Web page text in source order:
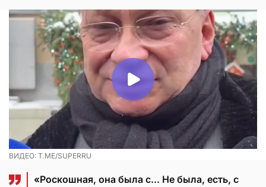
ВИДЕО: T.ME/SUPERRU
«Роскошная, она была с... Не была, есть, с